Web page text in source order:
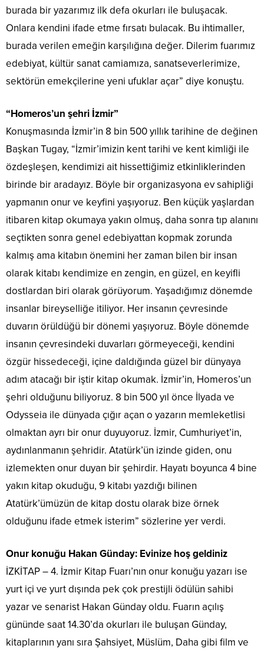
burada bir yazarımız ilk defa okurları ile buluşacak.
Onlara kendini ifade etme fırsatı bulacak. Bu ihtimaller,
burada verilen emeğin karşılığına değer. Dilerim fuarımız
edebiyat, kültür sanat camiamıza, sanatseverlerimize,
sektörün emekçilerine yeni ufuklar açar” diye konuştu.
“Homeros’un şehri İzmir”
Konuşmasında İzmir’in 8 bin 500 yıllık tarihine de değinen
Başkan Tugay, “İzmir’imizin kent tarihi ve kent kimliği ile
özdeşleşen, kendimizi ait hissettiğimiz etkinliklerinden
birinde bir aradayız. Böyle bir organizasyona ev sahipliği
yapmanın onur ve keyfini yaşıyoruz. Ben küçük yaşlardan
itibaren kitap okumaya yakın olmuş, daha sonra tıp alanını
seçtikten sonra genel edebiyattan kopmak zorunda
kalmış ama kitabın önemini her zaman bilen bir insan
olarak kitabı kendimize en zengin, en güzel, en keyifli
dostlardan biri olarak görüyorum. Yaşadığımız dönemde
insanlar bireyselliğe itiliyor. Her insanın çevresinde
duvarın örüldüğü bir dönemi yaşıyoruz. Böyle dönemde
insanın çevresindeki duvarları görmeyeceği, kendini
özgür hissedeceği, içine daldığında güzel bir dünyaya
adım atacağı bir iştir kitap okumak. İzmir’in, Homeros’un
şehri olduğunu biliyoruz. 8 bin 500 yıl önce İlyada ve
Odysseia ile dünyada çığır açan o yazarın memleketlisi
olmaktan ayrı bir onur duyuyoruz. İzmir, Cumhuriyet’in,
aydınlanmanın şehridir. Atatürk’ün izinde giden, onu
izlemekten onur duyan bir şehirdir. Hayatı boyunca 4 bine
yakın kitap okuduğu, 9 kitabı yazdığı bilinen
Atatürk’ümüzün de kitap dostu olarak bize örnek
olduğunu ifade etmek isterim” sözlerine yer verdi.
Onur konuğu Hakan Günday: Evinize hoş geldiniz
İZKİTAP – 4. İzmir Kitap Fuarı’nın onur konuğu yazarı ise
yurt içi ve yurt dışında pek çok prestijli ödülün sahibi
yazar ve senarist Hakan Günday oldu. Fuarın açılış
gününde saat 14.30’da okurları ile buluşan Günday,
kitaplarının yanı sıra Şahsiyet, Müslüm, Daha gibi film ve